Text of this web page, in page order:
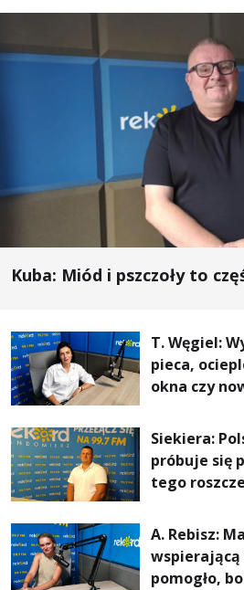
Kuba: Miód i pszczoły to
T. Węgiel:
pieca,
okna czy
rachunki za
komfort
powietrze
Siekiera:
próbuje się
tego
A. Rebisz:
wspierającą
pomogło,